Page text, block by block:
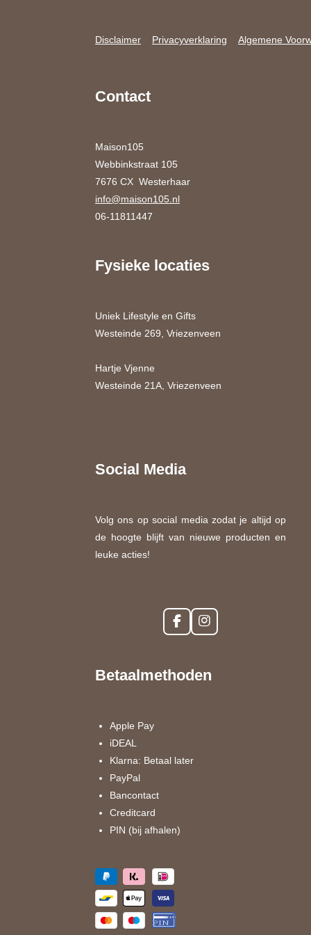
Disclaimer Privacyverklaring Algemene
Contact
Maison105
Webbinkstraat 105
7676 CX Westerhaar
info@maison105.nl
06-11811447
Fysieke locaties
Uniek Lifestyle en Gifts
Westeinde 269, Vriezenveen
Hartje Vjenne
Westeinde 21A, Vriezenveen
Social Media
Volg ons op social media zodat je altijd op
de hoogte blijft van nieuwe producten en
leuke acties!
F
a
b
I
n
a
Betaalmethoden
Apple Pay
iDEAL
Klarna: Betaal later
PayPal
Bancontact
Creditcard
PIN (bij afhalen)